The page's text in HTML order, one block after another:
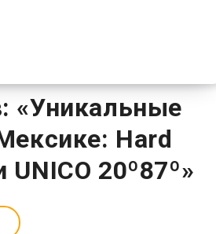
«Уникальные
Hard
20º87º»